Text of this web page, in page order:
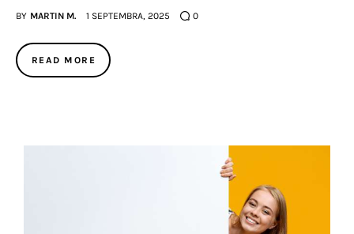
BY MARTIN M. 1 SEPTEMBRA, 2025 0
READ MORE